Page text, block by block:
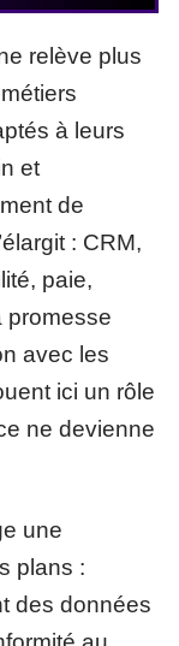
relève plus
à leurs
et
de
: CRM,
paie,
promesse
avec les
ici un rôle
ne devienne
une
plans :
des données